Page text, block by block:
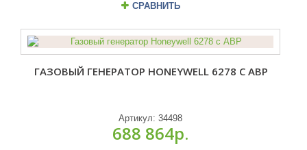
СРАВНИТЬ
ГАЗОВЫЙ ГЕНЕРАТОР HONEYWELL 6278 С АВР
Артикул:34498
688 864р.